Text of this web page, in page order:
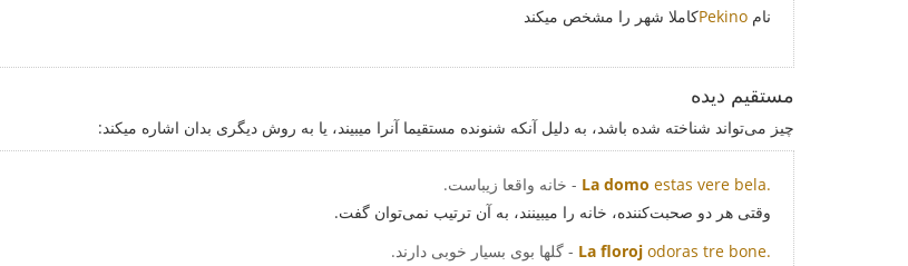
نام Pekinoکاملا شهر را مشخص میکند
مستقیم دیده
چیز می‌تواند شناخته شده باشد، به دلیل آنکه شنونده مستقیما آنرا میبیند، یا به روش دیگری بدان اشاره میکند:
La domo estas vere bela.
- خانه واقعا زیباست.
وقتی هر دو صحبت‌کننده، خانه را میبینند، به آن ترتیب نمی‌توان گفت.
La floroj odoras tre bone.
- گلها بوی بسیار خوبی دارند.